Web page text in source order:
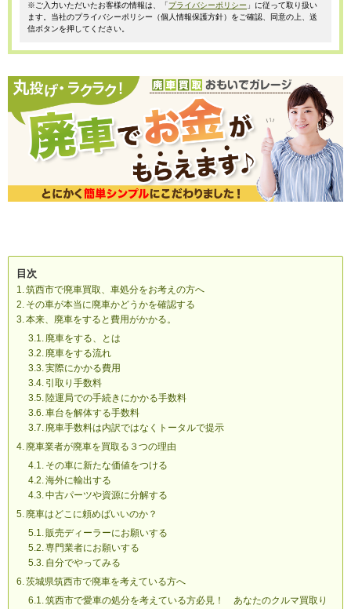
※ご入力いただいたお客様の情報は、「プライバシーポリシー 」に従って取り扱い
ます。当社のプライバシーポリシー（個人情報保護方針）をご確認、同意の上、送
信ボタンを押してください。
目次
筑西市で廃車買取、車処分をお考えの方へ
その車が本当に廃車かどうかを確認する
本来、廃車をすると費用がかかる。
廃車をする、とは
廃車をする流れ
実際にかかる費用
引取り手数料
陸運局での手続きにかかる手数料
車台を解体する手数料
廃車手数料は内訳ではなくトータルで提示
廃車業者が廃車を買取る３つの理由
その車に新たな価値をつける
海外に輸出する
中古パーツや資源に分解する
廃車はどこに頼めばいいのか？
販売ディーラーにお願いする
専門業者にお願いする
自分でやってみる
茨城県筑西市で廃車を考えている方へ
筑西市で愛車の処分を考えている方必見！ あなたのクルマ買取り